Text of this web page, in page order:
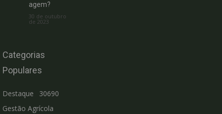
agem?
30 de outubro
de 2023
Categorias
Populares
Destaque
30690
Gestão Agrícola